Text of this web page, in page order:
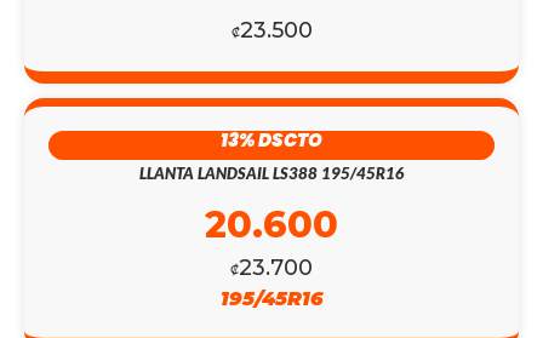
₡23.500
13% DSCTO
LLANTA LANDSAIL LS388 195/45R16
₡23.700
20.600
195/45R16